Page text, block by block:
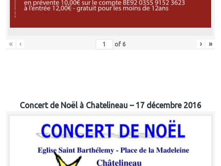
« ‹ of 6 › »
Concert de Noël à Chatelineau – 17 décembre 2016